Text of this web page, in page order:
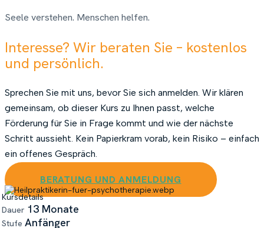
Seele verstehen. Menschen helfen.
Interesse? Wir beraten Sie – kostenlos
und persönlich.
Sprechen Sie mit uns, bevor Sie sich anmelden. Wir klären
gemeinsam, ob dieser Kurs zu Ihnen passt, welche
Förderung für Sie in Frage kommt und wie der nächste
Schritt aussieht. Kein Papierkram vorab, kein Risiko – einfach
ein offenes Gespräch.
BERATUNG UND ANMELDUNG
Kursdetails
Dauer 13 Monate
Stufe Anfänger